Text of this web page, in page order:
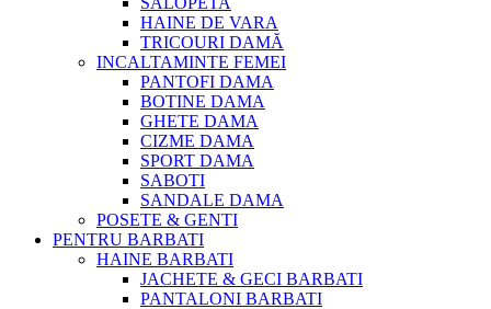
HAINE DE VARA
TRICOURI DAMĂ
INCALTAMINTE FEMEI
PANTOFI DAMA
BOTINE DAMA
GHETE DAMA
CIZME DAMA
SPORT DAMA
SABOTI
SANDALE DAMA
POSETE & GENTI
PENTRU BARBATI
HAINE BARBATI
JACHETE & GECI BARBATI
PANTALONI BARBATI